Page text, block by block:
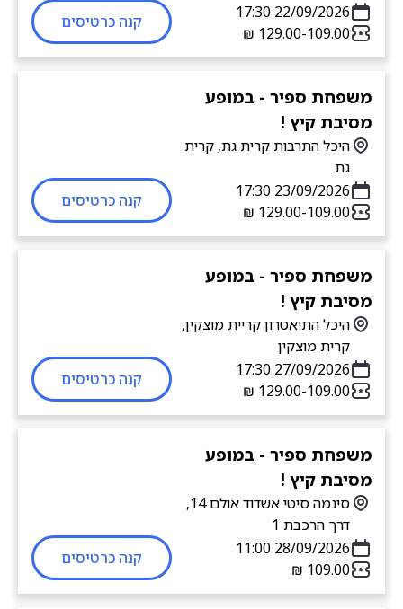
22/09/2026 17:30
109.00-‏129.00 ‏₪
קנה כרטיסים
משפחת ספיר - במופע
מסיבת קיץ !
היכל התרבות קרית גת, קרית
גת
23/09/2026 17:30
109.00-‏129.00 ‏₪
קנה כרטיסים
משפחת ספיר - במופע
מסיבת קיץ !
היכל התיאטרון קריית מוצקין,
קרית מוצקין
27/09/2026 17:30
109.00-‏129.00 ‏₪
קנה כרטיסים
משפחת ספיר - במופע
מסיבת קיץ !
סינמה סיטי אשדוד אולם 14,
דרך הרכבת 1
28/09/2026 11:00
קנה כרטיסים